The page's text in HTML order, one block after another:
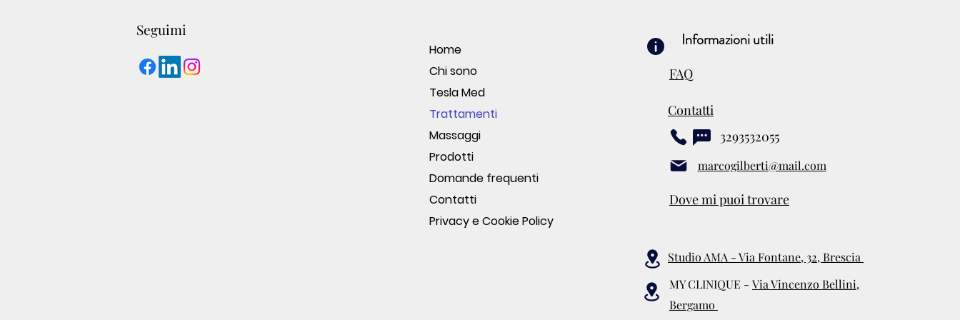
Seguimi
Home
Chi sono
Tesla Med
Trattamenti
Massaggi
Prodotti
Domande frequenti
Contatti
Privacy e Cookie Policy
Informazioni utili
FAQ
Contatti
3293532055
marcogilberti@mail.com
Dove mi puoi trovare
Studio AMA - Via Fontane, 32, Brescia
MY CLINIQUE - Via Vincenzo Bellini,
Bergamo